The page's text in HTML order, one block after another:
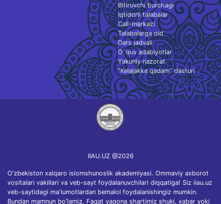
Bitiruvchi burchagi
Iqtidorli talabalar
Call-markazi
Talabalarga oid
Dars jadvali
O`quv adabiyotlar
Yakuniy nazorat
“Kelajakka qadam” dasturi
IIAU.UZ @2026
Oʻzbekiston xalqaro islomshunoslik akademiyasi. Ommaviy axborot
vositalari vakillari va veb-sayt foydalanuvchilari diqqatiga! Siz iiau.uz
veb-saytidagi maʼlumotlardan bemalol foydalanishingiz mumkin.
Bundan mamnun boʻlamiz. Faqat yagona shartimiz shuki, xabar yoki